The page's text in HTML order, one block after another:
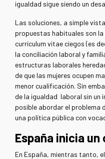
igualdad sigue siendo un
Las soluciones, a simple
propuestas habituales son la
currículum vitae ciegos (es
la conciliación laboral y
estructuras laborales
de que las mujeres ocupen
menor cualificación. Sin
de la igualdad laboral sin un
posible abordar el problema
una política pública con
España inicia
En España, mientras tanto,